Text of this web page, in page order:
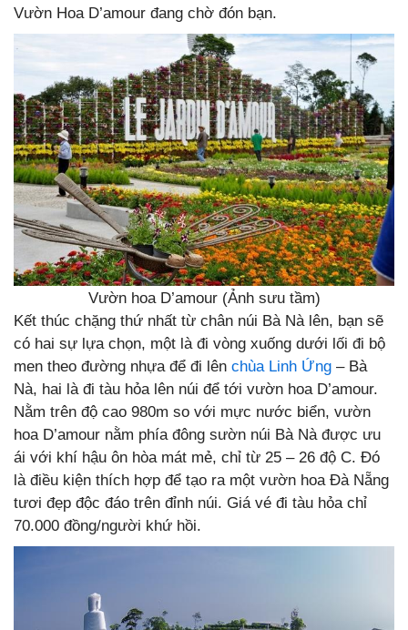
Vườn Hoa D’amour đang chờ đón bạn.
Vườn hoa D’amour (Ảnh sưu tầm)
Kết thúc chặng thứ nhất từ chân núi Bà Nà lên, bạn sẽ
có hai sự lựa chọn, một là đi vòng xuống dưới lối đi bộ
men theo đường nhựa để đi lên chùa Linh Ứng – Bà
Nà, hai là đi tàu hỏa lên núi để tới vườn hoa D’amour.
Nằm trên độ cao 980m so với mực nước biển, vườn
hoa D’amour nằm phía đông sườn núi Bà Nà được ưu
ái với khí hậu ôn hòa mát mẻ, chỉ từ 25 – 26 độ C. Đó
là điều kiện thích hợp để tạo ra một vườn hoa Đà Nẵng
tươi đẹp độc đáo trên đỉnh núi. Giá vé đi tàu hỏa chỉ
70.000 đồng/người khứ hồi.